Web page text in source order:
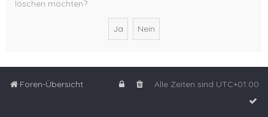
löschen möchten?
Foren-Übersicht Alle Zeiten sind UTC+01:00